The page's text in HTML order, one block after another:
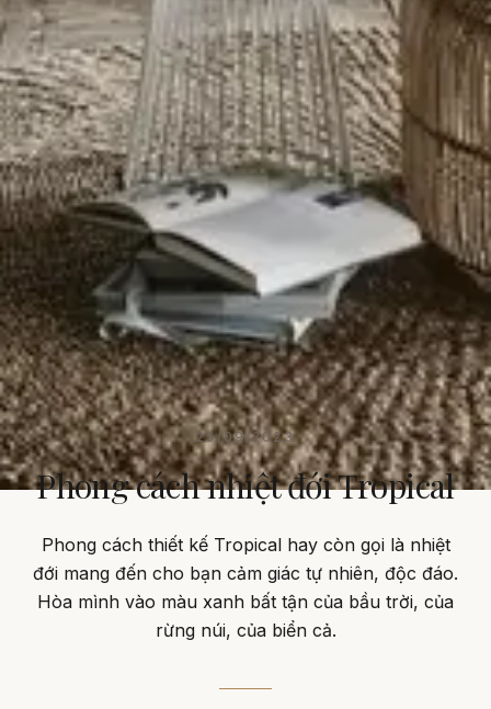
25/09/2023
Phong cách nhiệt đới Tropical
Phong cách thiết kế Tropical hay còn gọi là nhiệt
đới mang đến cho bạn cảm giác tự nhiên, độc đáo.
Hòa mình vào màu xanh bất tận của bầu trời, của
rừng núi, của biển cả.